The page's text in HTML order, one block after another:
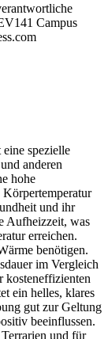
Campus
spezielle
anderen
hohe
und ihr
Aufheizzeit, was
erreichen.
benötigen.
im Vergleich
kosteneffizienten
ein helles, klares
gut zur Geltung
beeinflussen.
und für